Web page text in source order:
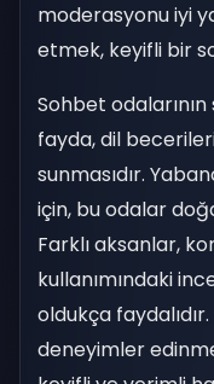
moderasyonu iyi
etmek, keyifli bir
Sohbet
fayda, dil
sunmasıdır.
için, bu odalar
Farklı aksanlar,
kullanımındaki
oldukça
deneyimler